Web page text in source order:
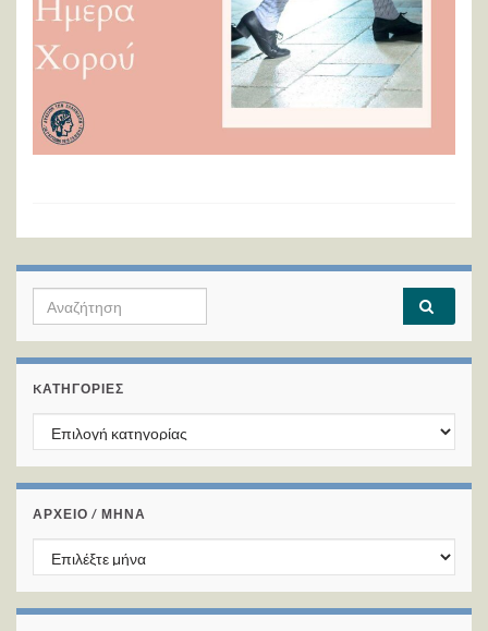
Search for:
KΑΤΗΓΟΡΊΕΣ
Kατηγορίες
ΑΡΧΕΙΟ / ΜΗΝΑ
ΑΡΧΕΙΟ / ΜΗΝΑ